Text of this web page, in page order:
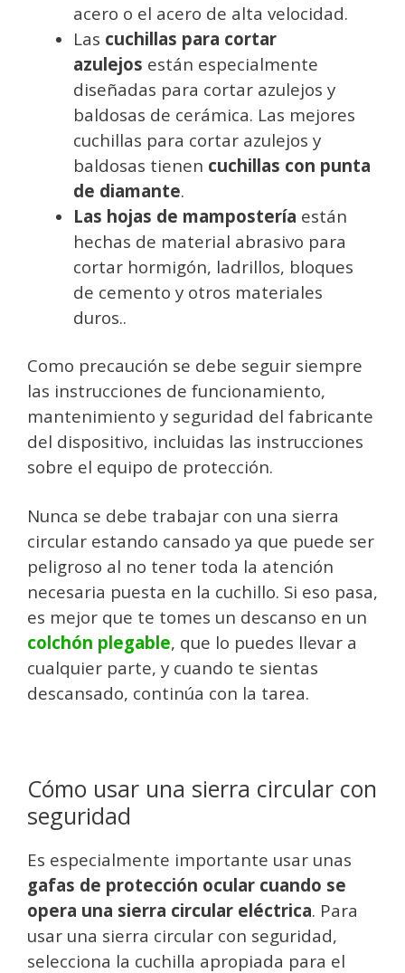
acero o el acero de alta velocidad.
Las cuchillas para cortar
azulejos están especialmente
diseñadas para cortar azulejos y
baldosas de cerámica. Las mejores
cuchillas para cortar azulejos y
baldosas tienen cuchillas con punta
de diamante.
Las hojas de mampostería están
hechas de material abrasivo para
cortar hormigón, ladrillos, bloques
de cemento y otros materiales
duros..
Como precaución se debe seguir siempre
las instrucciones de funcionamiento,
mantenimiento y seguridad del fabricante
del dispositivo, incluidas las instrucciones
sobre el equipo de protección.
Nunca se debe trabajar con una sierra
circular estando cansado ya que puede ser
peligroso al no tener toda la atención
necesaria puesta en la cuchillo. Si eso pasa,
es mejor que te tomes un descanso en un
colchón plegable, que lo puedes llevar a
cualquier parte, y cuando te sientas
descansado, continúa con la tarea.
Cómo usar una sierra circular con
seguridad
Es especialmente importante usar unas
gafas de protección ocular cuando se
opera una sierra circular eléctrica. Para
usar una sierra circular con seguridad,
selecciona la cuchilla apropiada para el